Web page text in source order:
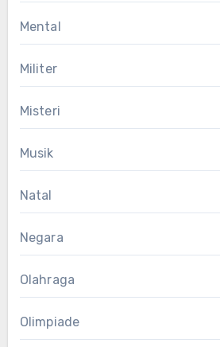
Mental
Militer
Misteri
Musik
Natal
Negara
Olahraga
Olimpiade